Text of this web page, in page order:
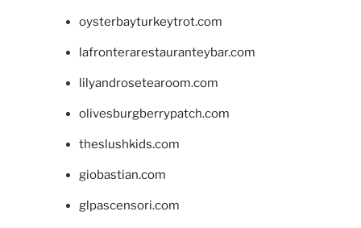
oysterbayturkeytrot.com
lafronterarestauranteybar.com
lilyandrosetearoom.com
olivesburgberrypatch.com
theslushkids.com
giobastian.com
glpascensori.com